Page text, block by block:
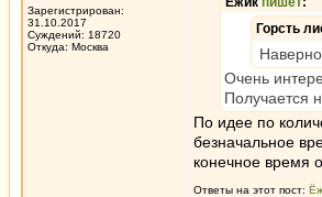
Зарегистрирован:
31.10.2017
Суждений: 18720
Откуда: Москва
Горсть
Очень
Получается
По идее по
безначальное
конечное время
Ответы на этот пост: